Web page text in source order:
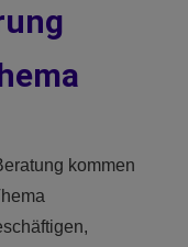
kommen